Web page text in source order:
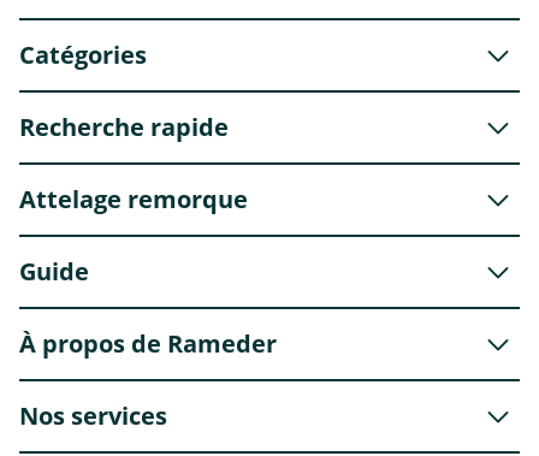
Catégories
Recherche rapide
Attelage remorque
Guide
À propos de Rameder
Nos services